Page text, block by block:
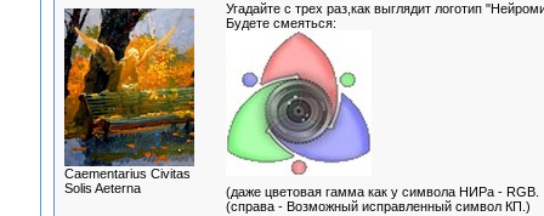
Сaementarius Civitas
Solis Aeterna
Угадайте с трех раз,как выглядит логотип
Будете смеяться:
(даже цветовая гамма как у символа НИРа -
(справа - Возможный исправленный символ КП.)